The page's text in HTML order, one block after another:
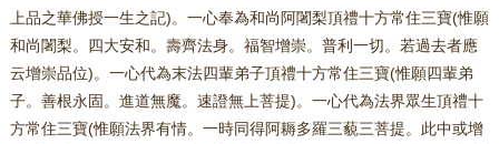
上品之華佛授一生之記)。一心奉為和尚阿闍梨頂禮十方常住三寶(惟願
和尚闍梨。四大安和。壽齊法身。福智增崇。普利一切。若過去者應
云增崇品位)。一心代為末法四輩弟子頂禮十方常住三寶(惟願四輩弟
子。善根永固。進道無魔。速證無上菩提)。一心代為法界眾生頂禮十
方常住三寶(惟願法界有情。一時同得阿耨多羅三藐三菩提。此中或增